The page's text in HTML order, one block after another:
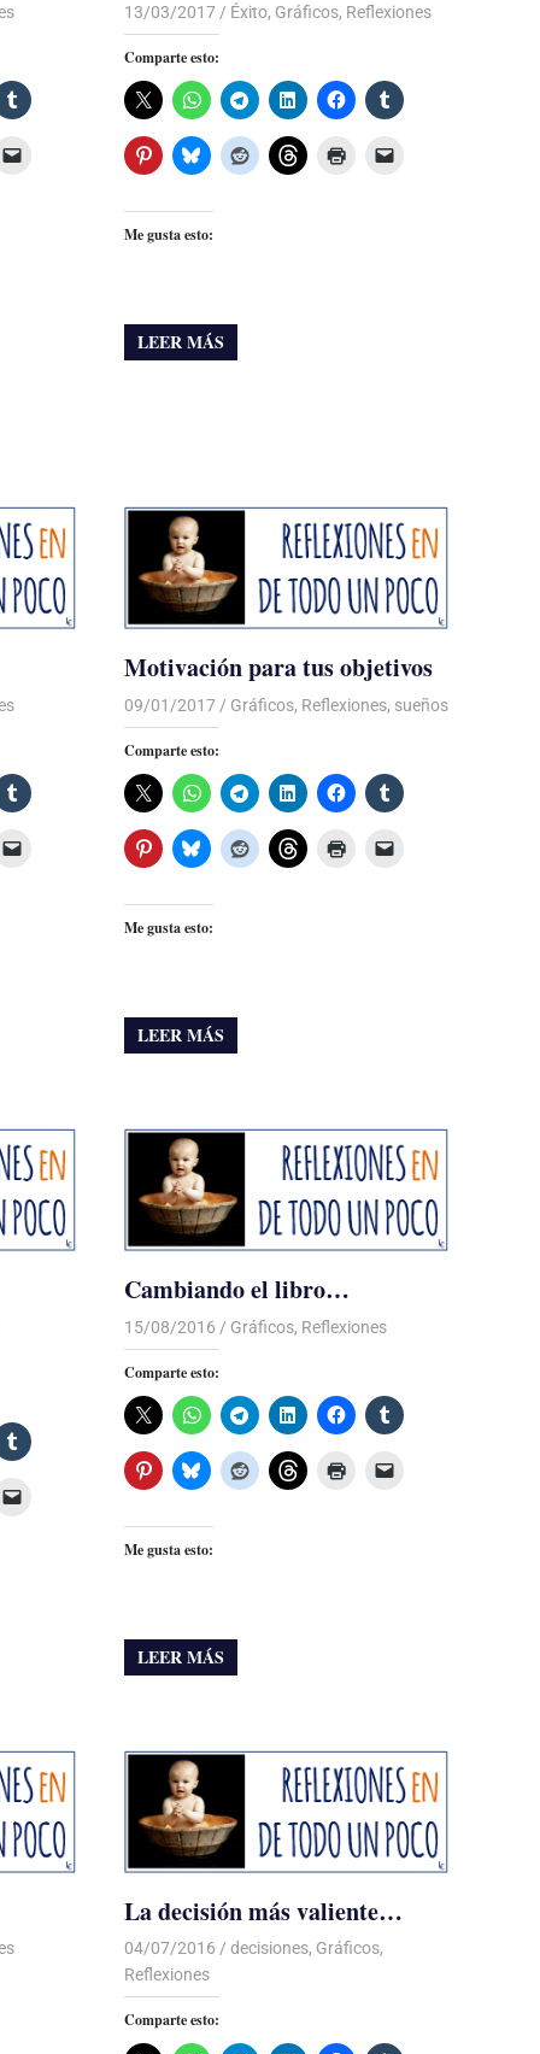
13/03/2017 Luis Castellanos
Éxito, Gráficos, Reflexiones
Comparte esto:
Me gusta esto:
LEER MÁS
Motivación para tus objetivos
09/01/2017 Luis Castellanos
Gráficos, Reflexiones, sueños
Comparte esto:
Me gusta esto:
LEER MÁS
Cambiando el libro…
15/08/2016 Luis Castellanos
Gráficos, Reflexiones
Comparte esto:
Me gusta esto:
LEER MÁS
La decisión más valiente…
04/07/2016 Luis Castellanos
decisiones, Gráficos,
Reflexiones
Comparte esto: